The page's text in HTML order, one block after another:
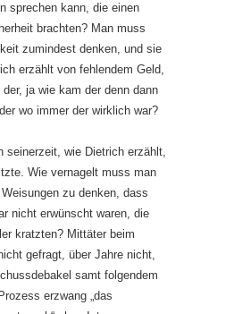
sprechen kann, die einen
brachten? Man muss
zumindest denken, und sie
erzählt von fehlendem Geld,
ja wie kam der denn dann
wo immer der wirklich war?
seinerzeit, wie Dietrich erzählt,
Wie vernagelt muss man
zu denken, dass
nicht erwünscht waren, die
kratzten? Mittäter beim
gefragt, über Jahre nicht,
samt folgendem
erzwang „das